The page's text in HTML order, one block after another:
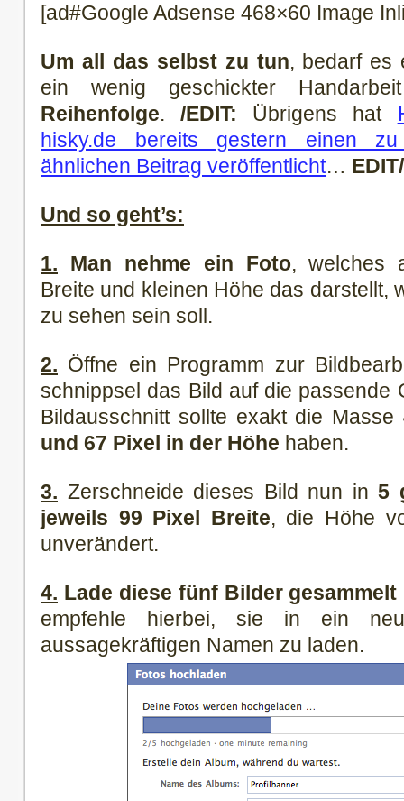
[ad#Google Adsense 468×60 Image
Um all das selbst zu tun, bedarf es
ein wenig geschickter
Reihenfolge./EDIT: Übrigens hat
hisky.de bereits gestern einen
ähnlichen Beitrag veröffentlicht… EDIT/
Und so geht’s:
1. Man nehme ein Foto, welches
Breite und kleinen Höhe das darstellt,
zu sehen sein soll.
2. Öffne ein Programm zur
schnippsel das Bild auf die passende
Bildausschnitt sollte exakt die Masse
und 67 Pixel in der Höhe haben.
3. Zerschneide dieses Bild nun in 5
jeweils 99 Pixel Breite, die Höhe
unverändert.
4. Lade diese fünf Bilder
empfehle hierbei, sie in ein
aussagekräftigen Namen zu laden.